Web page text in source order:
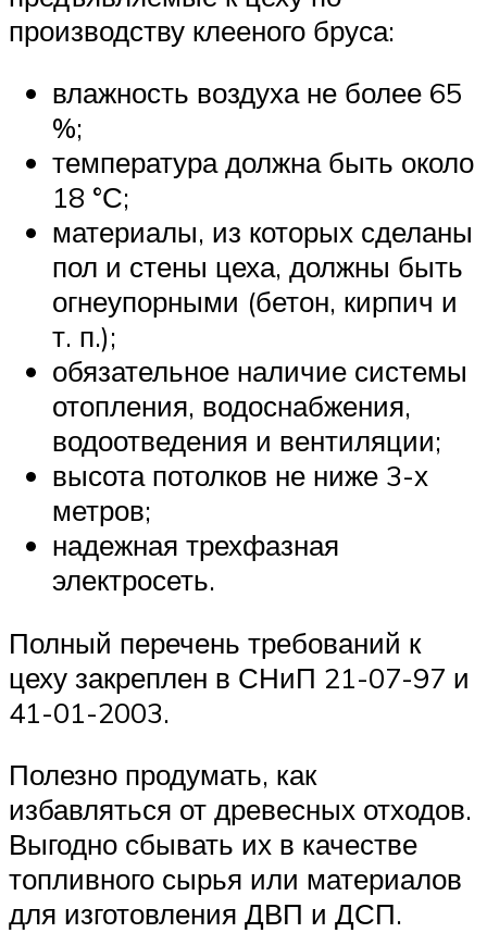
производству клееного бруса:
влажность воздуха не более 65
%;
температура должна быть около
18 °С;
материалы, из которых сделаны
пол и стены цеха, должны быть
огнеупорными (бетон, кирпич и
т. п.);
обязательное наличие системы
отопления, водоснабжения,
водоотведения и вентиляции;
высота потолков не ниже 3-х
метров;
надежная трехфазная
электросеть.
Полный перечень требований к
цеху закреплен в СНиП 21-07-97 и
41-01-2003.
Полезно продумать, как
избавляться от древесных отходов.
Выгодно сбывать их в качестве
топливного сырья или материалов
для изготовления ДВП и ДСП.